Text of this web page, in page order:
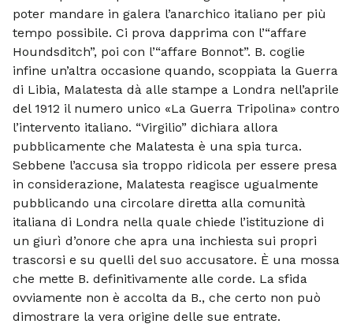
poter mandare in galera l’anarchico italiano per più
tempo possibile. Ci prova dapprima con l’“affare
Houndsditch”, poi con l’“affare Bonnot”. B. coglie
infine un’altra occasione quando, scoppiata la Guerra
di Libia, Malatesta dà alle stampe a Londra nell’aprile
del 1912 il numero unico «La Guerra Tripolina» contro
l’intervento italiano. “Virgilio” dichiara allora
pubblicamente che Malatesta è una spia turca.
Sebbene l’accusa sia troppo ridicola per essere presa
in considerazione, Malatesta reagisce ugualmente
pubblicando una circolare diretta alla comunità
italiana di Londra nella quale chiede l’istituzione di
un giurì d’onore che apra una inchiesta sui propri
trascorsi e su quelli del suo accusatore. È una mossa
che mette B. definitivamente alle corde. La sfida
ovviamente non è accolta da B., che certo non può
dimostrare la vera origine delle sue entrate.